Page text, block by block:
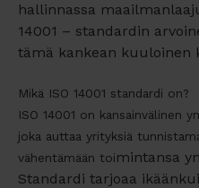
hallinnassa
14001 – standardin
tämä kankean kuuloinen
Mikä ISO 14001 standardi on?
ISO 14001 on kansainvälinen
joka auttaa yrityksiä
vähentämään toimintansa
Standardi tarjoaa